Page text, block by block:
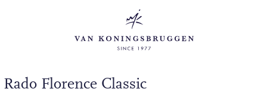
Rado Florence Classic